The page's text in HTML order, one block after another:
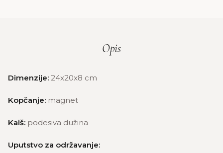
Opis
Dimenzije: 24x20x8 cm
Kopčanje: magnet
Kaiš: podesiva dužina
Uputstvo za održavanje: